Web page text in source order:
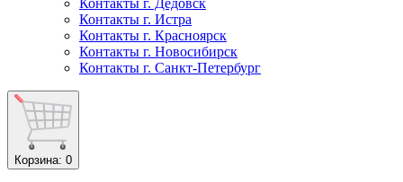
Контакты г. Истра
Контакты г. Красноярск
Контакты г. Новосибирск
Контакты г. Санкт-Петербург
Корзина: 0